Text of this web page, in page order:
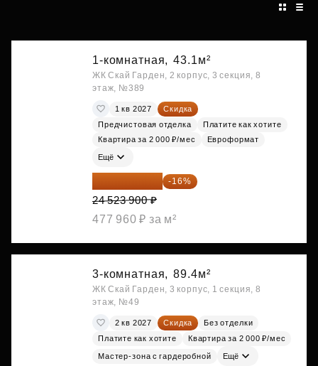
1-комнатная, 43.1м²
ЖК Скай Гарден, 2 корпус, 3 секция, 8
этаж, №389
1 кв 2027
Скидка
Предчистовая отделка
Платите как хотите
Квартира за 2 000 ₽/мес
Евроформат
Ещё
20 600 076 ₽ -16%
24 523 900 ₽
477 960 ₽ за м²
3-комнатная, 89.4м²
ЖК Скай Гарден, 3 корпус, 1 секция, 8
этаж, №49
2 кв 2027 Скидка
Без отделки
Платите как хотите
Квартира за 2 000 ₽/мес
Мастер-зона с гардеробной Ещё